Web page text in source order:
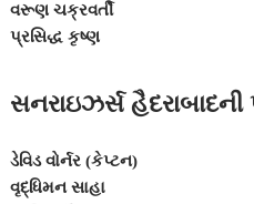
વરૂણ ચક્રવર્તી
પ્રસિદ્ધ કૃષ્ણ
સનરાઇઝર્સ
ડેવિડ વોર્નર (કેપ્ટન)
વૃદ્ધિમન સાહા